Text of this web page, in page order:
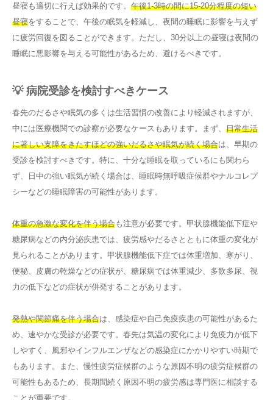
昼寝も適切に行えば効果的です。 午後1-3時の間に15-20分程度の短い
昼寝をすることで、午後の眠気を軽減し、夜間の睡眠に影響を与えず
に疲労回復を図ることができます。ただし、30分以上の昼寝は夜間の
睡眠に悪影響を与える可能性があるため、避けるべきです。
💡 病院受診を検討すべきケース
春先のだるさや眠気の多くは生活習慣の改善により軽減されますが、
中には医療機関での診察が必要なケースもあります。まず、 日常生活
に著しい支障をきたすほどの強いだるさや眠気が続く場合は、早期の
受診を検討すべきです。特に、十分な睡眠を取っているにも関わら
ず、日中の強い眠気が続く場合は、睡眠時無呼吸症候群やナルコレプ
シーなどの睡眠障害の可能性があります。
体重の急激な変化を伴う場合も注意が必要です。甲状腺機能低下症や
糖尿病などの内分泌疾患では、疲労感やだるさとともに体重の変化が
見られることがあります。甲状腺機能低下症では体重増加、寒がり、
便秘、皮膚の乾燥などの症状が、糖尿病では体重減少、多飲多尿、視
力の低下などの症状が併発することがあります。
発熱や関節痛を伴う場合は、感染症や自己免疫疾患の可能性があるた
め、速やかな受診が必要です。春先は気温の変化により免疫力が低下
しやすく、風邪やインフルエンザなどの感染症にかかりやすい時期で
もあります。また、慢性疲労症候群のような原因不明の疲労症候群の
可能性もあるため、長期間続く原因不明の疲労感は専門医に相談する
ことが重要です。